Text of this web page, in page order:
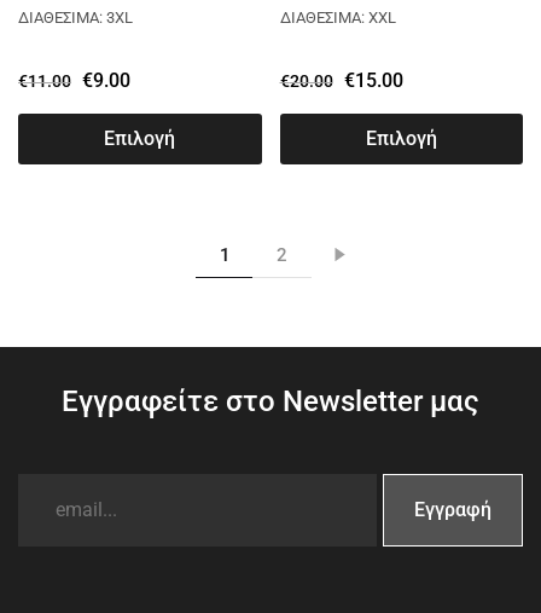
ΜΠΟΡΝΤΟ 2481824
ΔΙΑΘΕΣΙΜΑ: 3XL
€11.00 €9.00
Επιλογή
HOODIE ΜΠΕΖ 2481070
ΔΙΑΘΕΣΙΜΑ: XXL
€20.00 €15.00
Επιλογή
1 2
Εγγραφείτε στο Newsletter μας